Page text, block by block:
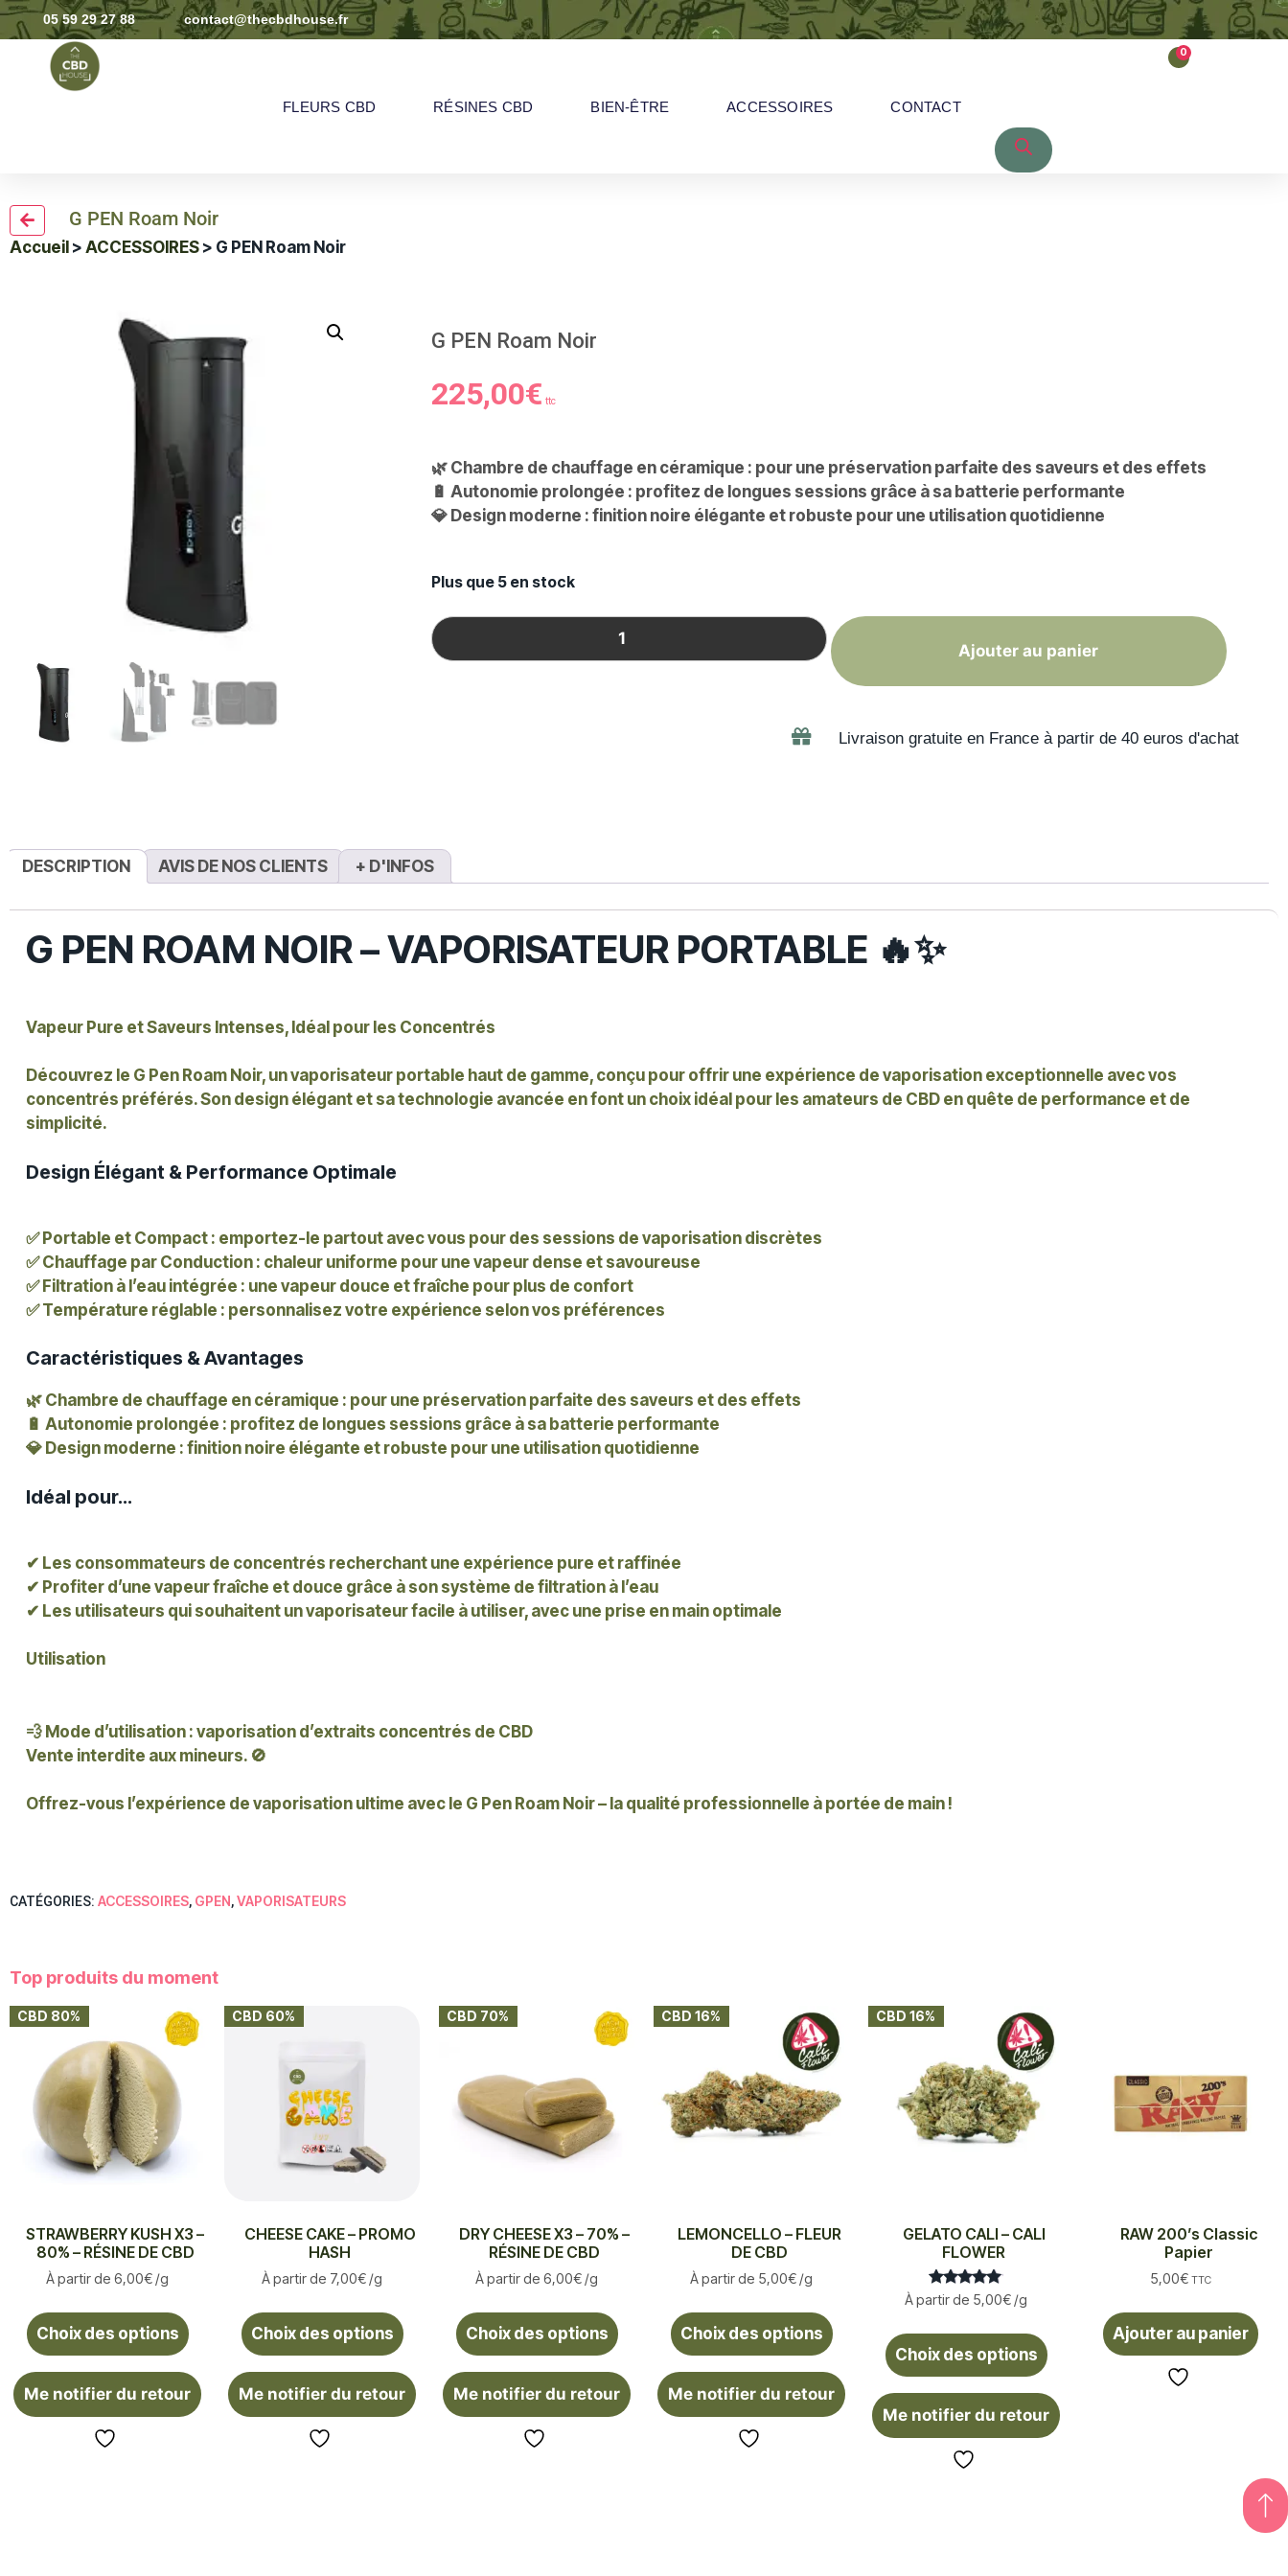
--
05 59 29 27 88 contact@thecbdhouse.fr
FLEURS CBD RÉSINES CBD BIEN-ÊTRE ACCESSOIRES CONTACT
0
G PEN Roam Noir
Accueil > ACCESSOIRES > G PEN Roam Noir
G PEN Roam Noir
225,00€ ttc
🌿 Chambre de chauffage en céramique : pour une préservation parfaite des saveurs et des effets
🔋 Autonomie prolongée : profitez de longues sessions grâce à sa batterie performante
💎 Design moderne : finition noire élégante et robuste pour une utilisation quotidienne
Plus que 5 en stock
Ajouter au panier
Livraison gratuite en France à partir de 40 euros d'achat
DESCRIPTION AVIS DE NOS CLIENTS + D'INFOS
G PEN ROAM NOIR – VAPORISATEUR PORTABLE 🔥✨
Vapeur Pure et Saveurs Intenses, Idéal pour les Concentrés
Découvrez le G Pen Roam Noir, un vaporisateur portable haut de gamme, conçu pour offrir une expérience de vaporisation exceptionnelle avec vos
concentrés préférés. Son design élégant et sa technologie avancée en font un choix idéal pour les amateurs de CBD en quête de performance et de
simplicité.
Design Élégant & Performance Optimale
✅Portable et Compact : emportez-le partout avec vous pour des sessions de vaporisation discrètes
✅Chauffage par Conduction : chaleur uniforme pour une vapeur dense et savoureuse
✅Filtration à l’eau intégrée : une vapeur douce et fraîche pour plus de confort
✅Température réglable : personnalisez votre expérience selon vos préférences
Caractéristiques & Avantages
🌿 Chambre de chauffage en céramique : pour une préservation parfaite des saveurs et des effets
🔋 Autonomie prolongée : profitez de longues sessions grâce à sa batterie performante
💎 Design moderne : finition noire élégante et robuste pour une utilisation quotidienne
Idéal pour…
✔ Les consommateurs de concentrés recherchant une expérience pure et raffinée
✔ Profiter d’une vapeur fraîche et douce grâce à son système de filtration à l’eau
✔ Les utilisateurs qui souhaitent un vaporisateur facile à utiliser, avec une prise en main optimale
Utilisation
💨 Mode d’utilisation : vaporisation d’extraits concentrés de CBD
Vente interdite aux mineurs. 🚫
Offrez-vous l’expérience de vaporisation ultime avec le G Pen Roam Noir – la qualité professionnelle à portée de main !
CATÉGORIES: ACCESSOIRES, GPEN,VAPORISATEURS
Top produits du moment
CBD 80%
STRAWBERRY KUSH X3 –
80% – RÉSINE DE CBD
À partir de 6,00€/g
Choix des options
Me notifier du retour
CBD 60%
CHEESE CAKE – PROMO
HASH
À partir de 7,00€/g
Choix des options
Me notifier du retour
CBD 70%
DRY CHEESE X3 – 70% –
RÉSINE DE CBD
À partir de 6,00€/g
Choix des options
Me notifier du retour
CBD 16%
LEMONCELLO – FLEUR
DE CBD
À partir de 5,00€/g
Choix des options
Me notifier du retour
CBD 16%
GELATO CALI – CALI
FLOWER
Note
À partir de 5,00€/g
Choix des options
Me notifier du retour
RAW 200’s Classic
Papier
5,00€ TTC
Ajouter au panier